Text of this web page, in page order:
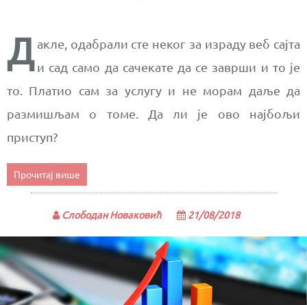
Д акле, одабрали сте неког за израду веб сајта
и сад само да сачекате да се заврши и то је
то. Платио сам за услугу и не морам даље да
размишљам о томе. Да ли је ово најбољи
приступ?
Прочитај више
Слободан Новаковић 21/08/2018